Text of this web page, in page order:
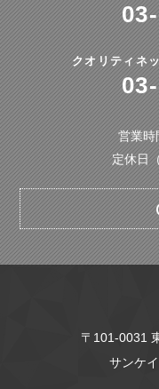
クオリティネ
営業時
定休日
〒101-0031
サンケ